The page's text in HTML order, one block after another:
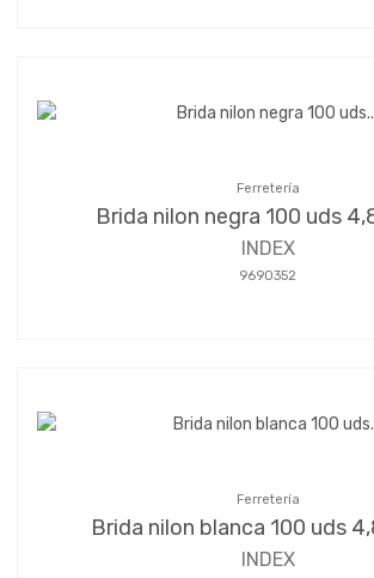
Ferretería
Brida nilon negra 100 uds
INDEX
9690352
Ferretería
Brida nilon blanca 100 uds
INDEX